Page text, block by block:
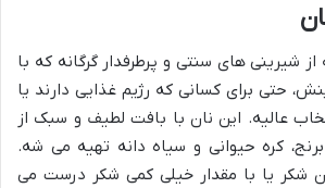
از شیرینی های سنتی و پرطرفدار گرگانه که با
حتی برای کسانی که رژیم غذایی دارند یا
عالیه. این نان با بافت لطیف و سبک از
برنج، کره حیوانی و سیاه دانه تهیه می شه.
شکر یا با مقدار خیلی کمی شکر درست می